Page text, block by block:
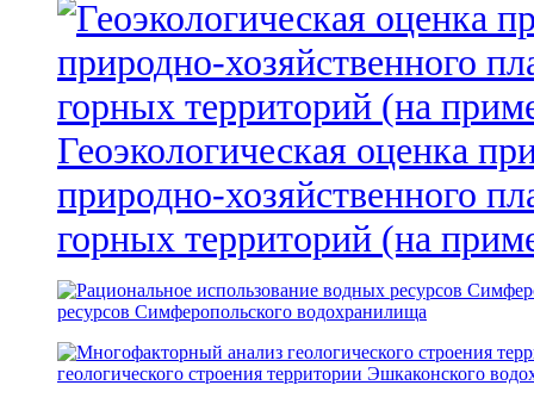
Геоэкологическая оценка
природно-хозяйственного
горных территорий (на
ресурсов Симферопольского водохранилища
геологического строения территории Эшкаконского